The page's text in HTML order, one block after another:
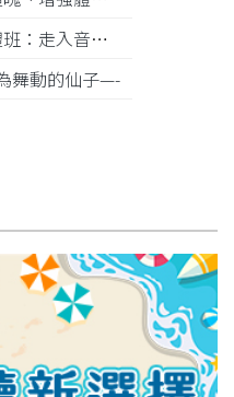
[營隊]🎵️音樂班個別班、團體班：走入音樂世界-
舞動的仙子—-